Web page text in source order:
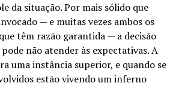
da situação. Por mais sólido que
— e muitas vezes ambos os
têm razão garantida — a decisão
não atender às expectativas. A
uma instância superior, e quando se
estão vivendo um inferno